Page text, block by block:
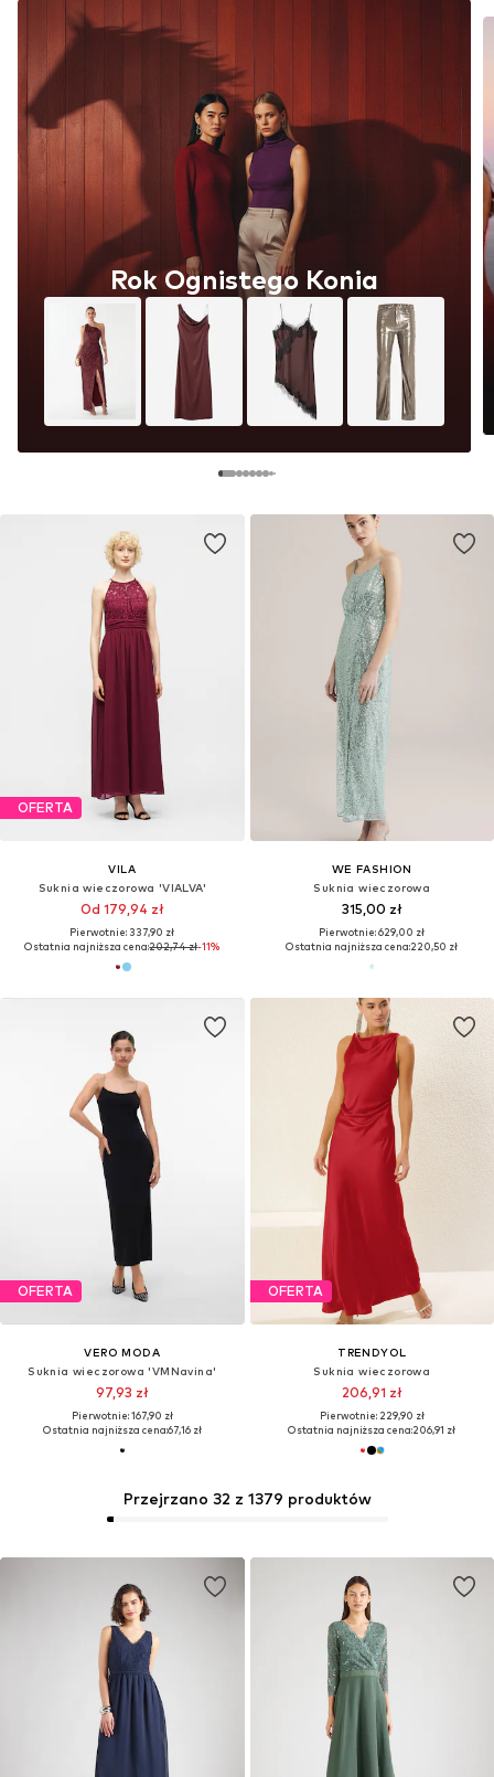
OFERTA
VILA
Suknia wieczorowa 'VIALVA'
Od 179,94 zł
Pierwotnie: 337,90 zł
Ostatnia najniższa cena:202,74 zł-11%
WE FASHION
Suknia wieczorowa
315,00 zł
Pierwotnie: 629,00 zł
Ostatnia najniższa cena:220,50 zł
OFERTA
VERO MODA
Suknia wieczorowa 'VMNavina'
97,93 zł
Pierwotnie: 167,90 zł
Ostatnia najniższa cena:67,16 zł
Rok Ognistego Konia
OFERTA
TRENDYOL
Suknia wieczorowa
206,91 zł
Pierwotnie: 229,90 zł
Ostatnia najniższa cena:206,91 zł
Przejrzano 32 z 1379 produktów